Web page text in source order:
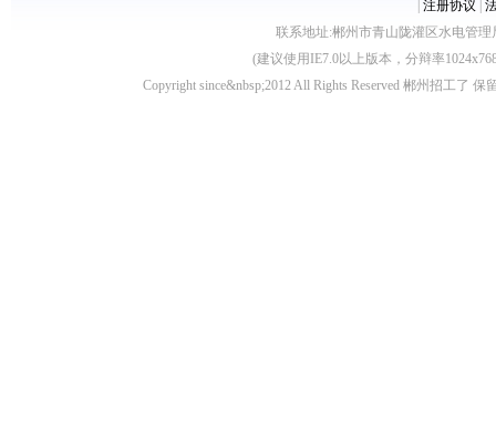
注册协议
联系地址:郴州市青山陇灌区水电管理
(建议使用IE7.0以上版本，分辩率
Copyright since&nbsp;2012 All Rights Reserved 郴州招工了